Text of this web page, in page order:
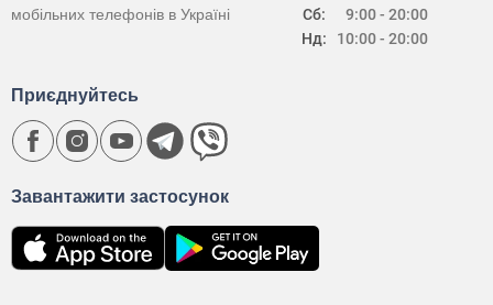
Сб:
Нд:
9:00 - 20:00
10:00 - 20:00
мобільних телефонів в Україні
Завантажити застосунок
Приєднуйтесь